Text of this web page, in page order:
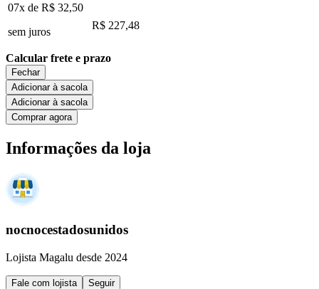
07x de R$ 32,50
sem juros
R$ 227,48
Calcular frete e prazo
Fechar
Adicionar à sacola
Adicionar à sacola
Comprar agora
Informações da loja
nocnocestadosunidos
Lojista Magalu desde 2024
Fale com lojista Seguir